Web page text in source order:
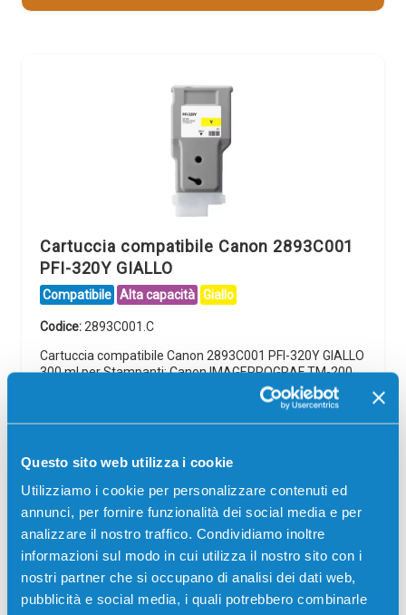
Questo sito web utilizza i cookie
Utilizziamo i cookie per personalizzare contenuti ed
annunci, per fornire funzionalità dei social media e per
analizzare il nostro traffico. Condividiamo inoltre
informazioni sul modo in cui utilizza il nostro sito con i
nostri partner che si occupano di analisi dei dati web,
pubblicità e social media, i quali potrebbero combinarle
Cartuccia compatibile Canon 2893C001
PFI-320Y GIALLO
Compatibile Alta capacità Giallo
Codice: 2893C001.C
Cartuccia compatibile Canon 2893C001 PFI-320Y GIALLO
300 ml per Stampanti: Canon IMAGEPROGRAF TM-200,
Canon IMAGEPROGRAF TM-200 MFP, Canon
IMAGEPROGRAF TM-205, Canon IMAGEPROGRAF TM-
300, Canon IMAGEPROGRAF…
80,00€
CONSEGNA IN 3-5 GIORNI
Aggiungi al carrello
Spedizione gratuita